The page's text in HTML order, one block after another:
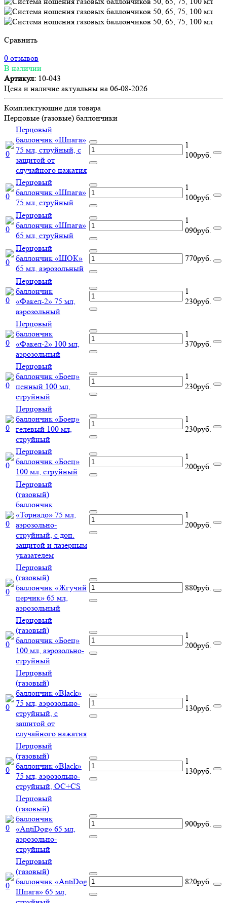
Сравнить
0 отзывов
В наличии
Артикул: 10-043
Цена и наличие актуальны на 06-08-2026
Комплектующие для товара
Перцовые (газовые) баллончики
Перцовый
баллончик «Шпага»
75 мл, струйный, с
защитой от
случайного нажатия
1
100руб.
Перцовый
баллончик «Шпага»
75 мл, струйный
1
100руб.
Перцовый
баллончик «Шпага»
65 мл, струйный
1
090руб.
Перцовый
баллончик «ШОК»
65 мл, аэрозольный
770руб.
Перцовый
баллончик
«Факел-2» 75 мл,
аэрозольный
1
230руб.
Перцовый
баллончик
«Факел-2» 100 мл,
аэрозольный
1
370руб.
Перцовый
баллончик «Боец»
пенный 100 мл,
струйный
1
230руб.
Перцовый
баллончик «Боец»
гелевый 100 мл,
струйный
1
230руб.
Перцовый
баллончик «Боец»
100 мл, струйный
1
200руб.
Перцовый
(газовый)
баллончик
«Торнадо» 75 мл,
аэрозольно-
струйный, с доп.
защитой и лазерным
указателем
1
200руб.
Перцовый
(газовый)
баллончик «Жгучий
перчик» 65 мл,
аэрозольный
880руб.
Перцовый
(газовый)
баллончик «Боец»
100 мл, аэрозольно-
струйный
1
200руб.
Перцовый
(газовый)
баллончик «Black»
75 мл, аэрозольно-
струйный, с
защитой от
случайного нажатия
1
130руб.
Перцовый
(газовый)
баллончик «Black»
75 мл, аэрозольно-
струйный, ОC+CS
1
130руб.
Перцовый
(газовый)
баллончик
«AntiDog» 65 мл,
аэрозольно-
струйный
900руб.
Перцовый
(газовый)
баллончик «AntiDog
Шпага» 65 мл,
820руб.